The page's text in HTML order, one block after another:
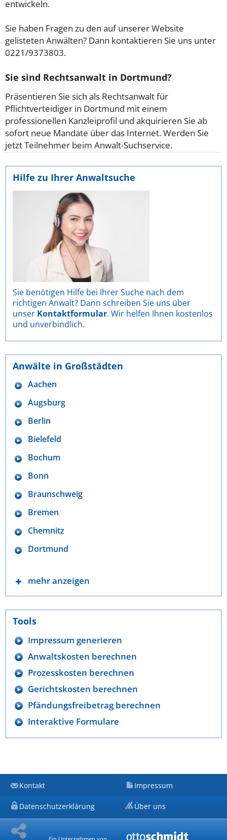
entwickeln.
Sie haben Fragen zu den auf unserer Website
gelisteten Anwälten? Dann kontaktieren Sie uns unter
0221/9373803.
Sie sind Rechtsanwalt in Dortmund?
Präsentieren Sie sich als Rechtsanwalt für
Pflichtverteidiger in Dortmund mit einem
professionellen Kanzleiprofil und akquirieren Sie ab
sofort neue Mandate über das Internet. Werden Sie
jetzt Teilnehmer beim Anwalt-Suchservice.
Hilfe zu Ihrer Anwaltsuche
Sie benötigen Hilfe bei Ihrer Suche nach dem
richtigen Anwalt? Dann schreiben Sie uns über
unser Kontaktformular. Wir helfen Ihnen kostenlos
und unverbindlich.
Anwälte in Großstädten
Aachen
Augsburg
Berlin
Bielefeld
Bochum
Bonn
Braunschweig
Bremen
Chemnitz
Dortmund
mehr anzeigen
Tools
Impressum generieren
Anwaltskosten berechnen
Prozesskosten berechnen
Gerichtskosten berechnen
Pfändungsfreibetrag berechnen
Interaktive Formulare
Kontakt Impressum
Datenschutzerklärung Über uns